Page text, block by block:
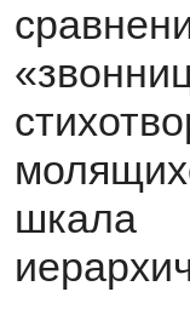
шкала